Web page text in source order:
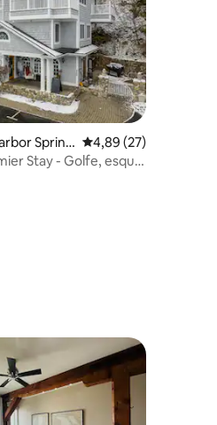
5, 32 avaliações
Spring 4,89 de uma
4,89 (27)
Stay - Golfe, esqui,